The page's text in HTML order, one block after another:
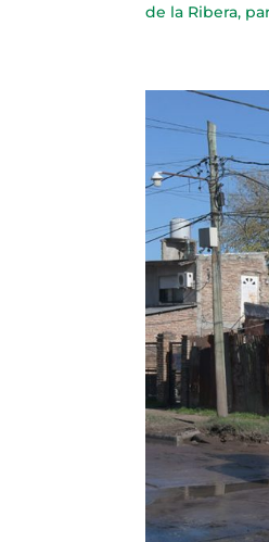
de la Ribera,